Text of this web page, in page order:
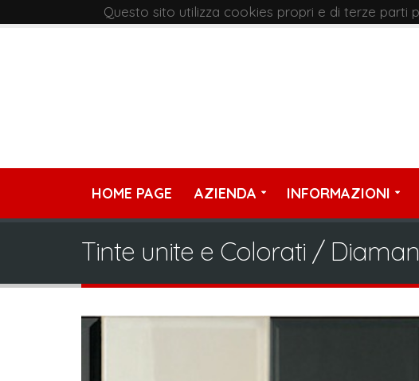
Questo sito utilizza cookies propri e di terze parti
HOME PAGE AZIENDA INFORMAZIONI
Tinte unite e Colorati /